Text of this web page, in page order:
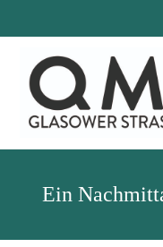
Ein